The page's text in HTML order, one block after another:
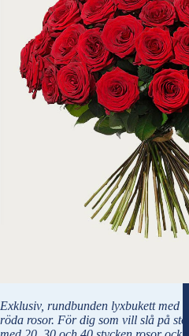
Exklusiv, rundbunden lyxbukett med
röda rosor. För dig som vill slå på